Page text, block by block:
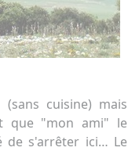
cuisine) mais
que "mon ami" le
de s'arrêter ici… Le